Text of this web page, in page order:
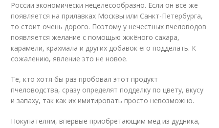
России экономически нецелесообразно. Если он все же
появляется на прилавках Москвы или Санкт-Петербурга,
то стоит очень дорого. Поэтому у нечестных пчеловодов
появляется желание с помощью жжёного сахара,
карамели, крахмала и других добавок его подделать. К
сожалению, явление это не новое.
Те, кто хотя бы раз пробовал этот продукт
пчеловодства, сразу определят подделку по цвету, вкусу
и запаху, так как их имитировать просто невозможно.
Покупателям, впервые приобретающим мед из дудника,